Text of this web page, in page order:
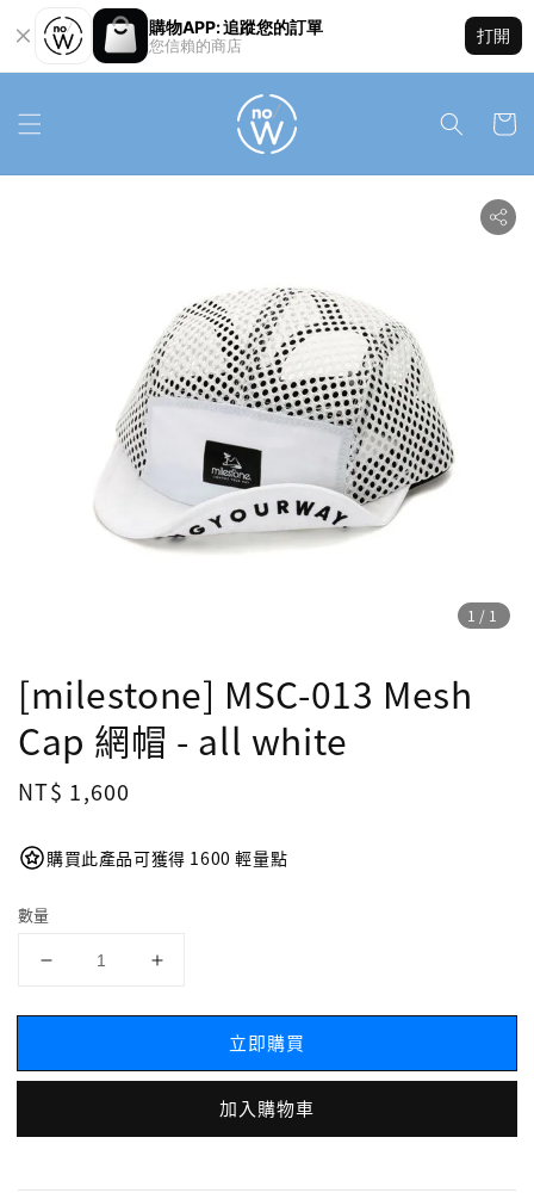
購物APP: 追蹤您的訂單
您信賴的商店
打開
1 /1
[milestone] MSC-013 Mesh
Cap 網帽 - all white
Regular
NT$ 1,600
購買此產品可獲得 1600 輕量點
數量
立即購買
加入購物車